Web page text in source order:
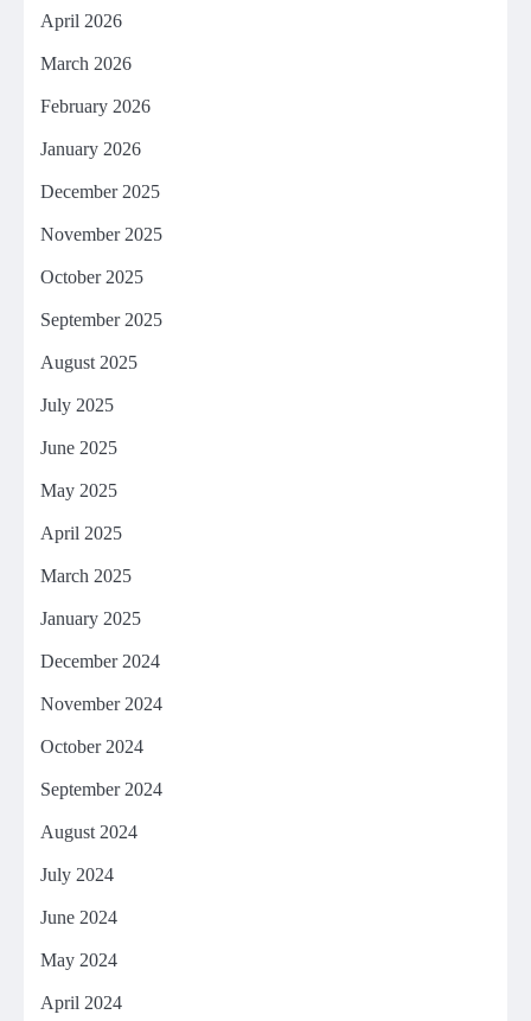
April 2026
March 2026
February 2026
January 2026
December 2025
November 2025
October 2025
September 2025
August 2025
July 2025
June 2025
May 2025
April 2025
March 2025
January 2025
December 2024
November 2024
October 2024
September 2024
August 2024
July 2024
June 2024
May 2024
April 2024